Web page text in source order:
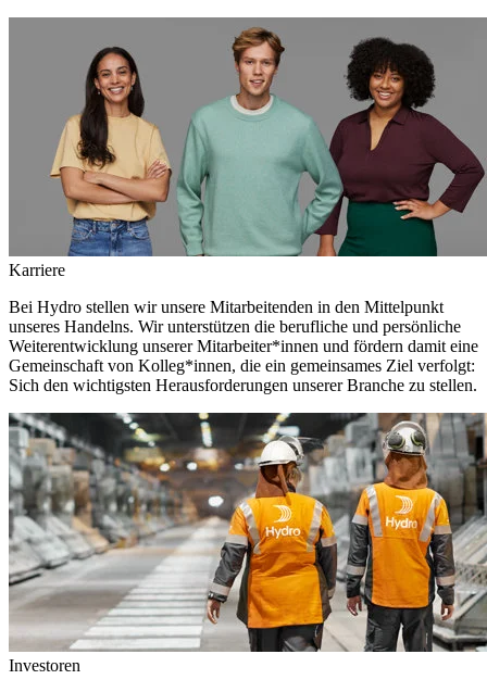
Karriere
Bei Hydro stellen wir unsere Mitarbeitenden in den Mittelpunkt
unseres Handelns. Wir unterstützen die berufliche und persönliche
Weiterentwicklung unserer Mitarbeiter*innen und fördern damit eine
Gemeinschaft von Kolleg*innen, die ein gemeinsames Ziel verfolgt:
Sich den wichtigsten Herausforderungen unserer Branche zu stellen.
Investoren